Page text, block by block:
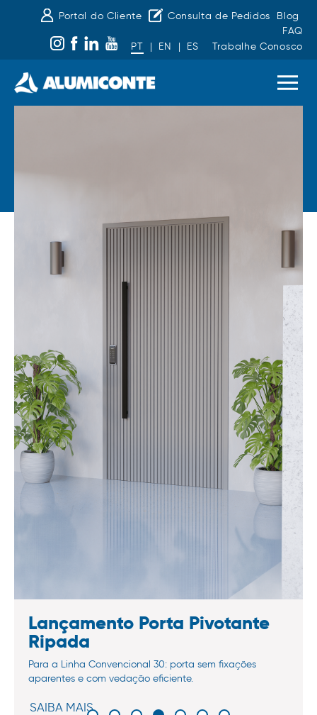
Portal do Cliente Consulta de Pedidos
Blog
FAQ
PT
| EN | ES Trabalhe Conosco
Lançamento Porta Pivotante
Ripada
Para a Linha Convencional 30: porta sem fixações
aparentes e com vedação eficiente.
SAIBA MAIS